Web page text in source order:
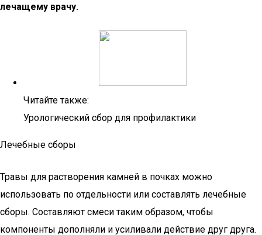
лечащему врачу.
Читайте также:
Урологический сбор для профилактики
Лечебные сборы
Травы для растворения камней в почках можно
использовать по отдельности или составлять лечебные
сборы. Составляют смеси таким образом, чтобы
компоненты дополняли и усиливали действие друг друга.